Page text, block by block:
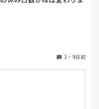
は
ば
公休8.0➕1日だから、休
日➕2日で9.5なので実質
すが、他の病院もでし
2 ・ 9日前